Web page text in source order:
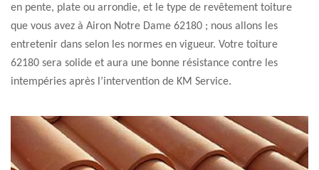
en pente, plate ou arrondie, et le type de revêtement toiture
que vous avez à Airon Notre Dame 62180 ; nous allons les
entretenir dans selon les normes en vigueur. Votre toiture
62180 sera solide et aura une bonne résistance contre les
intempéries après l’intervention de KM Service.